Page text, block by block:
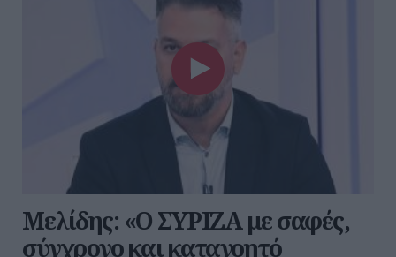
Μελίδης: «Ο ΣΥΡΙΖΑ με σαφές,
σύγχρονο και κατανοητό